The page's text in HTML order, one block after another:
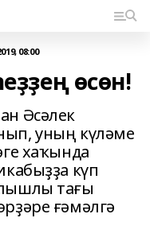
08:00
өсөн!
Әсәлек
уның күләме
хаҡында
күп
тағы
ғәмәлгә